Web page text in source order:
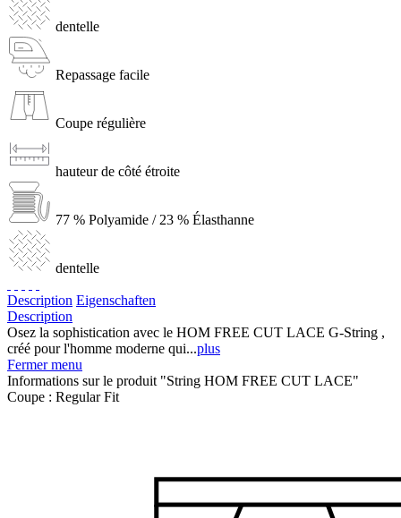
dentelle
Repassage facile
Coupe régulière
hauteur de côté étroite
77 % Polyamide / 23 % Élasthanne
dentelle
Description Eigenschaften
Description
Osez la sophistication avec le HOM FREE CUT LACE G-String ,
créé pour l'homme moderne qui...plus
Fermer menu
Informations sur le produit "String HOM FREE CUT LACE"
Coupe : Regular Fit